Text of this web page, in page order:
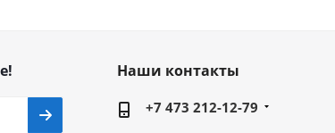
Наши контакты
+7 473 212-12-79